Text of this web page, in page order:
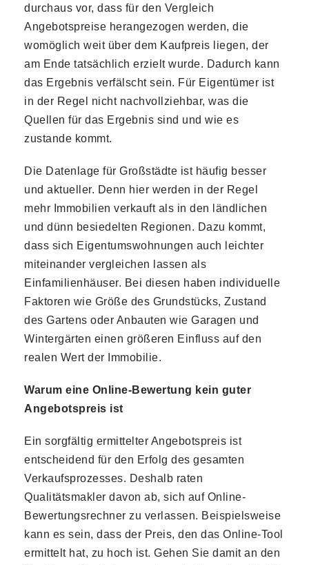
durchaus vor, dass für den Vergleich
Angebotspreise herangezogen werden, die
womöglich weit über dem Kaufpreis liegen, der
am Ende tatsächlich erzielt wurde. Dadurch kann
das Ergebnis verfälscht sein. Für Eigentümer ist
in der Regel nicht nachvollziehbar, was die
Quellen für das Ergebnis sind und wie es
zustande kommt.
Die Datenlage für Großstädte ist häufig besser
und aktueller. Denn hier werden in der Regel
mehr Immobilien verkauft als in den ländlichen
und dünn besiedelten Regionen. Dazu kommt,
dass sich Eigentumswohnungen auch leichter
miteinander vergleichen lassen als
Einfamilienhäuser. Bei diesen haben individuelle
Faktoren wie Größe des Grundstücks, Zustand
des Gartens oder Anbauten wie Garagen und
Wintergärten einen größeren Einfluss auf den
realen Wert der Immobilie.
Warum eine Online-Bewertung kein guter
Angebotspreis ist
Ein sorgfältig ermittelter Angebotspreis ist
entscheidend für den Erfolg des gesamten
Verkaufsprozesses. Deshalb raten
Qualitätsmakler davon ab, sich auf Online-
Bewertungsrechner zu verlassen. Beispielsweise
kann es sein, dass der Preis, den das Online-Tool
ermittelt hat, zu hoch ist. Gehen Sie damit an den